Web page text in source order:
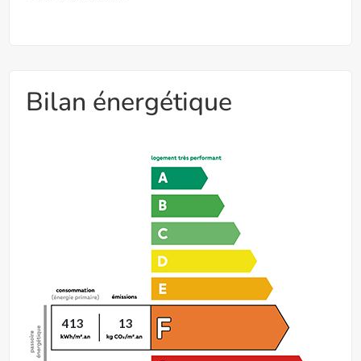
Bilan énergétique
413 13